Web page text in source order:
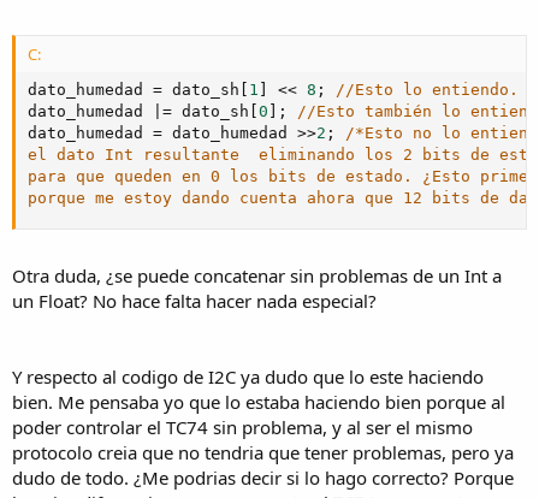
C:
dato_humedad = dato_sh [ 1 ] << 8 ;
//Esto lo entiendo.
dato_humedad
|= dato_sh [0 ] ;
//Esto también lo
dato_humedad = dato_humedad >>2 ;
/*Esto no lo
el dato Int resultante  eliminando los 2 bits de
para que queden en 0 los bits de estado. ¿Esto
porque me estoy dando cuenta ahora que 12 bits de
Otra duda, ¿se puede concatenar sin problemas de un Int a
un Float? No hace falta hacer nada especial?
Y respecto al codigo de I2C ya dudo que lo este haciendo
bien. Me pensaba yo que lo estaba haciendo bien porque al
poder controlar el TC74 sin problema, y al ser el mismo
protocolo creia que no tendria que tener problemas, pero ya
dudo de todo. ¿Me podrias decir si lo hago correcto? Porque